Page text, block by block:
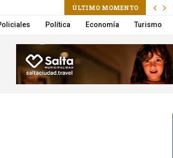
ÚLTIMO MOMENTO
Política Economía Turismo